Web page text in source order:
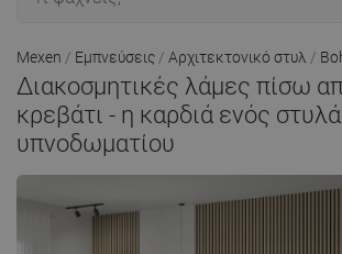
Mexen Εμπνεύσεις Αρχιτεκτονικό στυλ
Διακοσμητικές λάμες πίσω
κρεβάτι - η καρδιά ενός
υπνοδωματίου